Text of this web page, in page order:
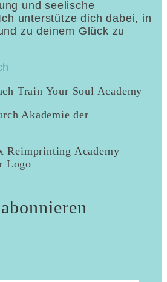
und seelische
unterstütze dich dabei, in
zu deinem Glück zu